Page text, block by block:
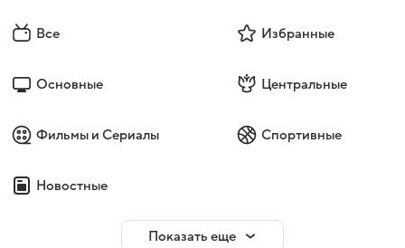
Все Избранные
Основные Центральные
Фильмы и Сериалы Спортивные
Новостные
Показать еще